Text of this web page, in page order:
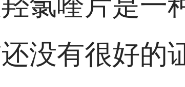
没有很好的